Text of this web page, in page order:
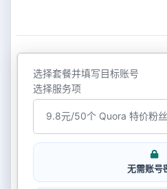
选择套餐并填写目标账号
选择服务项
无需账号